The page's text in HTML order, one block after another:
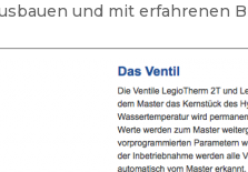
und mit erfahrenen